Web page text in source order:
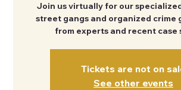
Join us virtually for our
street gangs and organized crime
from experts and recent case
Tickets are not on
See other events